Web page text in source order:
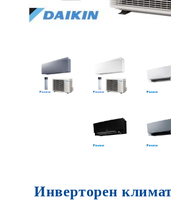
Инверторен